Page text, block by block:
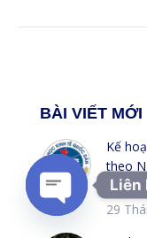
BÀI VIẾT MỚI
Kế
theo
học
29
Liên